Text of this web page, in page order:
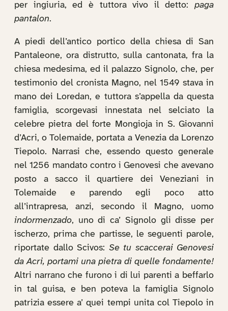
per ingiuria, ed è tuttora vivo il detto: paga
pantalon.
A piedi dell’antico portico della chiesa di San
Pantaleone, ora distrutto, sulla cantonata, fra la
chiesa medesima, ed il palazzo Signolo, che, per
testimonio del cronista Magno, nel 1549 stava in
mano dei Loredan, e tuttora s’appella da questa
famiglia, scorgevasi innestata nel selciato la
celebre pietra del forte Mongioja in S. Giovanni
d’Acri, o Tolemaide, portata a Venezia da Lorenzo
Tiepolo. Narrasi che, essendo questo generale
nel 1256 mandato contro i Genovesi che avevano
posto a sacco il quartiere dei Veneziani in
Tolemaide e parendo egli poco atto
all’intrapresa, anzi, secondo il Magno, uomo
indormenzado, uno di ca’ Signolo gli disse per
ischerzo, prima che partisse, le seguenti parole,
riportate dallo Scivos: Se tu scaccerai Genovesi
da Acri, portami una pietra di quelle fondamente!
Altri narrano che furono i di lui parenti a beffarlo
in tal guisa, e ben poteva la famiglia Signolo
patrizia essere a’ quei tempi unita col Tiepolo in